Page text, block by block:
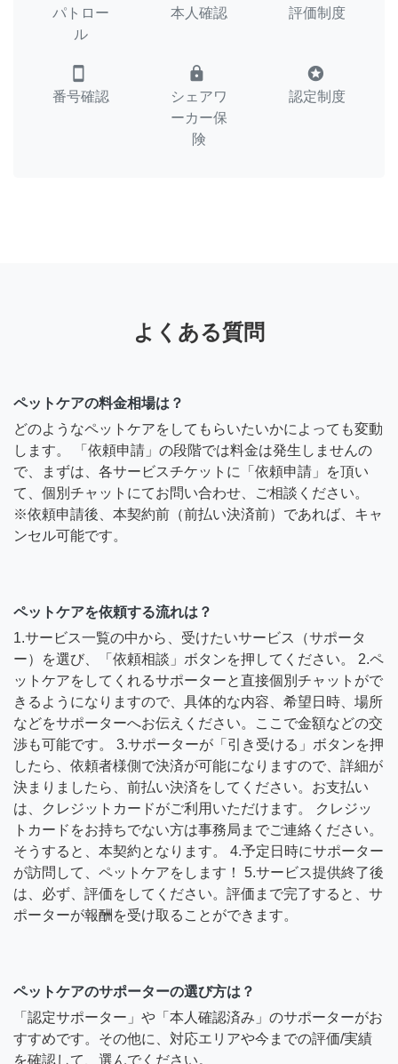
パトロー
ル
本人確認 評価制度
smartphone
番号確認
lock
シェアワ
ーカー保
険
stars
認定制度
よくある質問
ペットケアの料金相場は？
どのようなペットケアをしてもらいたいかによっても変動
します。 「依頼申請」の段階では料金は発生しませんの
で、まずは、各サービスチケットに「依頼申請」を頂い
て、個別チャットにてお問い合わせ、ご相談ください。
※依頼申請後、本契約前（前払い決済前）であれば、キャ
ンセル可能です。
ペットケアを依頼する流れは？
1.サービス一覧の中から、受けたいサービス（サポータ
ー）を選び、「依頼相談」ボタンを押してください。 2.ペ
ットケアをしてくれるサポーターと直接個別チャットがで
きるようになりますので、具体的な内容、希望日時、場所
などをサポーターへお伝えください。ここで金額などの交
渉も可能です。 3.サポーターが「引き受ける」ボタンを押
したら、依頼者様側で決済が可能になりますので、詳細が
決まりましたら、前払い決済をしてください。お支払い
は、クレジットカードがご利用いただけます。 クレジッ
トカードをお持ちでない方は事務局までご連絡ください。
そうすると、本契約となります。 4.予定日時にサポーター
が訪問して、ペットケアをします！ 5.サービス提供終了後
は、必ず、評価をしてください。評価まで完了すると、サ
ポーターが報酬を受け取ることができます。
ペットケアのサポーターの選び方は？
「認定サポーター」や「本人確認済み」のサポーターがお
すすめです。その他に、対応エリアや今までの評価/実績
を確認して、選んでください。